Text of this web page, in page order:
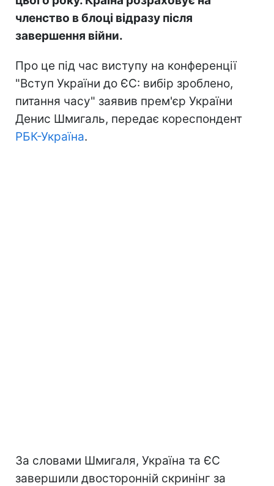
членство в блоці відразу після
завершення війни.
Про це під час виступу на конференції
"Вступ України до ЄС: вибір зроблено,
питання часу" заявив прем'єр України
Денис Шмигаль, передає кореспондент
РБК-Україна.
За словами Шмигаля, Україна та ЄС
завершили двосторонній скринінг за